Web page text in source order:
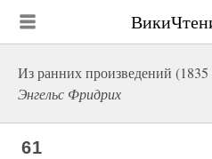
Из ранних произведений (1835
Энгельс Фридрих
61